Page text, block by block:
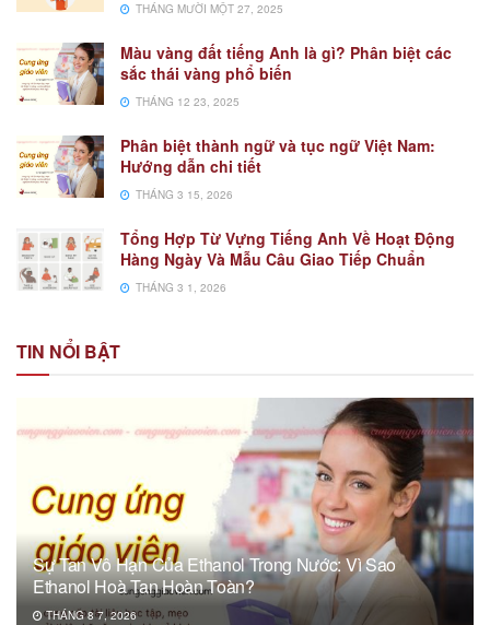
THÁNG MƯỜI MỘT 27, 2025
Màu vàng đất tiếng Anh là gì? Phân biệt các
sắc thái vàng phổ biến
THÁNG 12 23, 2025
Phân biệt thành ngữ và tục ngữ Việt Nam:
Hướng dẫn chi tiết
THÁNG 3 15, 2026
Tổng Hợp Từ Vựng Tiếng Anh Về Hoạt Động
Hàng Ngày Và Mẫu Câu Giao Tiếp Chuẩn
THÁNG 3 1, 2026
TIN NỔI BẬT
Sự Tan Vô Hạn Của Ethanol Trong Nước: Vì Sao
Ethanol Hoà Tan Hoàn Toàn?
THÁNG 8 7, 2026